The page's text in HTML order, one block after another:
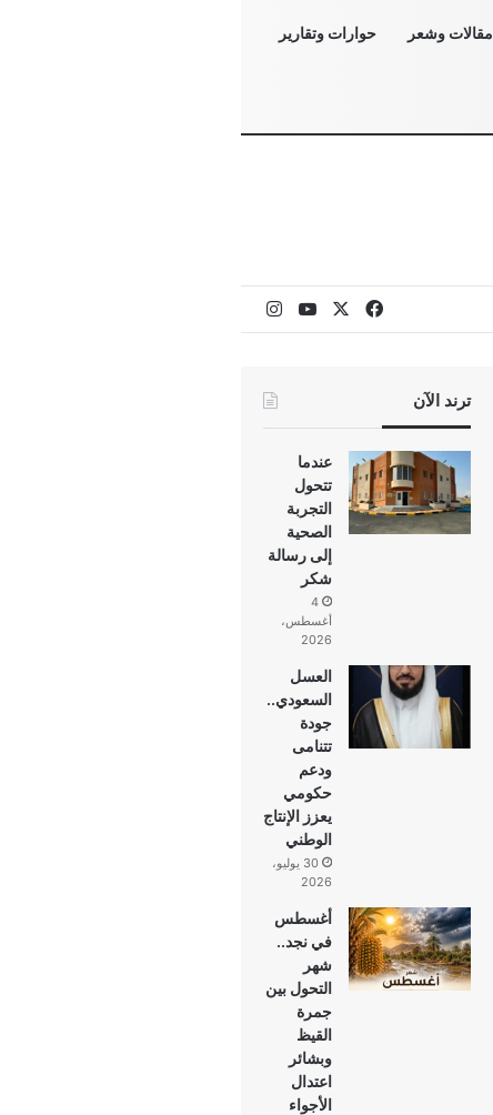
مقالات وشعر حوارات وتقارير
فيسبوك ‫YouTubeانستقرام
ترند الآن
عندما
تتحول
التجربة
الصحية
إلى رسالة
شكر
4
أغسطس،
2026
العسل
السعودي..
جودة
تتنامى
ودعم
حكومي
يعزز الإنتاج
الوطني
30 يوليو،
2026
أغسطس
في نجد..
شهر
التحول بين
جمرة
القيظ
وبشائر
اعتدال
الأجواء